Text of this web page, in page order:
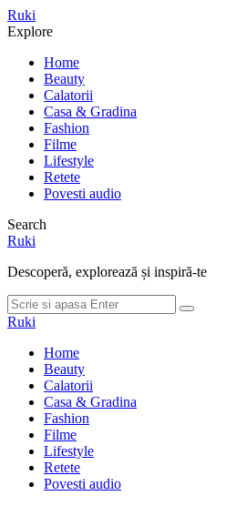
Meniu
Ruki
Cauta
Explore
Home
Beauty
Calatorii
Casa & Gradina
Fashion
Filme
Lifestyle
Retete
Povesti audio
Search
Ruki
Descoperă, explorează și inspiră-te
Cauta
dupa:
Cauta
Ruki
Home
Beauty
Calatorii
Casa & Gradina
Fashion
Filme
Lifestyle
Retete
Povesti audio